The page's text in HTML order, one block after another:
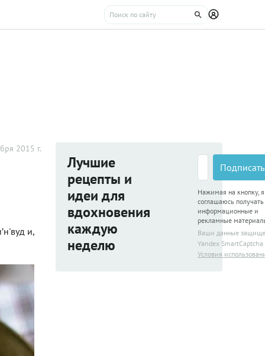
2015 г.
и,
Лучшие
рецепты и
идеи для
вдохновения
каждую
неделю
Нажимая на кнопку, я
соглашаюсь получать
информационные и
рекламные
Ваши данные
Yandex SmartCaptcha
Условия